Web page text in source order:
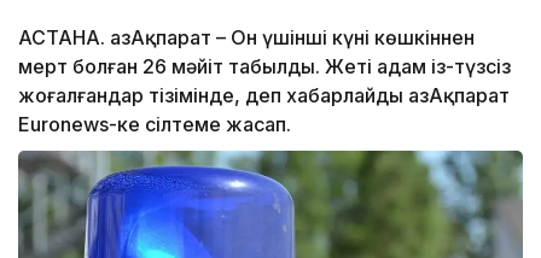
АСТАНА. ҚазАқпарат – Он үшінші күні көшкіннен
мерт болған 26 мәйіт табылды. Жеті адам із-түзсіз
жоғалғандар тізімінде, деп хабарлайды ҚазАқпарат
Euronews-ке сілтеме жасап.